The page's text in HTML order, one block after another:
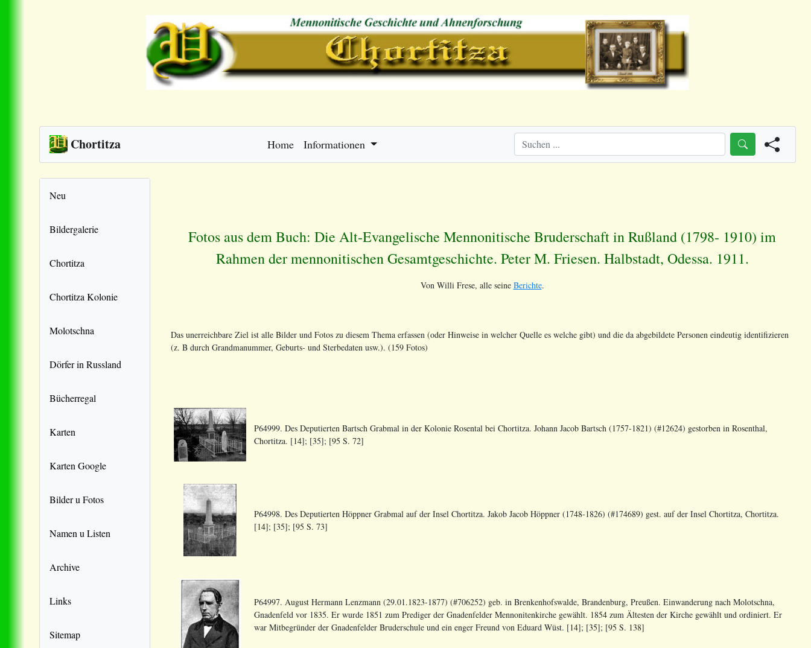
Chortitza Home Informationen
Neu
Bildergalerie
Chortitza
Chortitza Kolonie
Molotschna
Dörfer in Russland
Bücherregal
Karten
Karten Google
Bilder u Fotos
Namen u Listen
Archive
Links
Sitemap
Fotos aus dem Buch: Die Alt-Evangelische Mennonitische Bruderschaft in Rußland (1798- 1910) im
Rahmen der mennonitischen Gesamtgeschichte. Peter M. Friesen. Halbstadt, Odessa. 1911.
Von Willi Frese, alle seine Berichte.
Das unerreichbare Ziel ist alle Bilder und Fotos zu diesem Thema erfassen (oder Hinweise in welcher Quelle es welche gibt) und die da abgebildete Personen eindeutig identifizieren
(z. B durch Grandmanummer, Geburts- und Sterbedaten usw.). (159 Fotos)
P64999. Des Deputierten Bartsch Grabmal in der Kolonie Rosental bei Chortitza. Johann Jacob Bartsch (1757-1821) (#12624) gestorben in Rosenthal,
Chortitza. [14]; [35]; [95 S. 72]
P64998. Des Deputierten Höppner Grabmal auf der Insel Chortitza. Jakob Jacob Höppner (1748-1826) (#174689) gest. auf der Insel Chortitza, Chortitza.
[14]; [35]; [95 S. 73]
P64997. August Hermann Lenzmann (29.01.1823-1877) (#706252) geb. in Brenkenhofswalde, Brandenburg, Preußen. Einwanderung nach Molotschna,
Gnadenfeld vor 1835. Er wurde 1851 zum Prediger der Gnadenfelder Mennonitenkirche gewählt. 1854 zum Ältesten der Kirche gewählt und ordiniert. Er
war Mitbegründer der Gnadenfelder Bruderschule und ein enger Freund von Eduard Wüst. [14]; [35]; [95 S. 138]